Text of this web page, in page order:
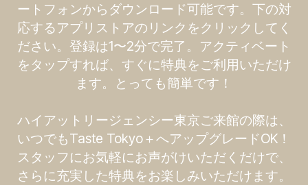
ートフォンからダウンロード可能です。下の対
応するアプリストアのリンクをクリックしてく
ださい。登録は1〜2分で完了。アクティベート
をタップすれば、すぐに特典をご利用いただけ
ます。とっても簡単です！
ハイアットリージェンシー東京ご来館の際は、
いつでもTaste Tokyo＋へアップグレードOK！
スタッフにお気軽にお声がけいただくだけで、
さらに充実した特典をお楽しみいただけます。